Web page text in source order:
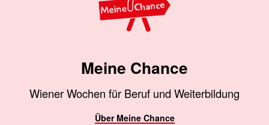
Meine Chance
Wiener Wochen für Beruf und Weiterbildung
Über Meine Chance